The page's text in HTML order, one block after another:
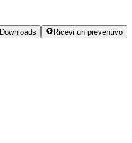
Downloads Ricevi un preventivo